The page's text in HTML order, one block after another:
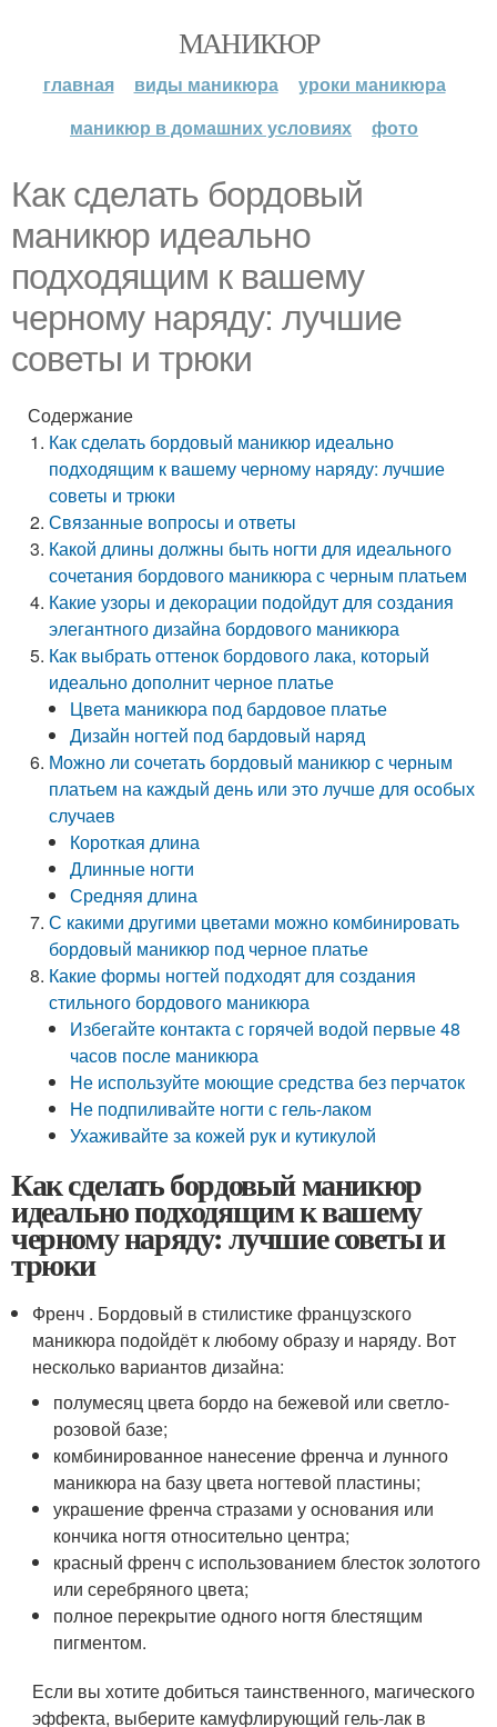
МАНИКЮР
главная виды маникюра
уроки маникюра
маникюр в домашних условиях
фото
Как сделать бордовый
маникюр идеально
подходящим к вашему
черному наряду: лучшие
советы и трюки
Содержание
Как сделать бордовый маникюр идеально
подходящим к вашему черному наряду: лучшие
советы и трюки
Связанные вопросы и ответы
Какой длины должны быть ногти для идеального
сочетания бордового маникюра с черным платьем
Какие узоры и декорации подойдут для создания
элегантного дизайна бордового маникюра
Как выбрать оттенок бордового лака, который
идеально дополнит черное платье
Цвета маникюра под бардовое платье
Дизайн ногтей под бардовый наряд
Можно ли сочетать бордовый маникюр с черным
платьем на каждый день или это лучше для особых
случаев
Короткая длина
Длинные ногти
Средняя длина
С какими другими цветами можно комбинировать
бордовый маникюр под черное платье
Какие формы ногтей подходят для создания
стильного бордового маникюра
Избегайте контакта с горячей водой первые 48
часов после маникюра
Не используйте моющие средства без перчаток
Не подпиливайте ногти с гель-лаком
Ухаживайте за кожей рук и кутикулой
Как сделать бордовый маникюр
идеально подходящим к вашему
черному наряду: лучшие советы и
трюки
Френч . Бордовый в стилистике французского
маникюра подойдёт к любому образу и наряду. Вот
несколько вариантов дизайна:
полумесяц цвета бордо на бежевой или светло-
розовой базе;
комбинированное нанесение френча и лунного
маникюра на базу цвета ногтевой пластины;
украшение френча стразами у основания или
кончика ногтя относительно центра;
красный френч с использованием блесток золотого
или серебряного цвета;
полное перекрытие одного ногтя блестящим
пигментом.
Если вы хотите добиться таинственного, магического
эффекта, выберите камуфлирующий гель-лак в